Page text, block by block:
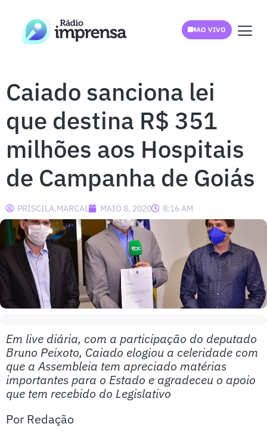
AO VIVO
Caiado sanciona lei
que destina R$ 351
milhões aos Hospitais
de Campanha de Goiás
PRISCILA.MARCAL MAIO 8, 2020 8:16 AM
Em live diária, com a participação do deputado
Bruno Peixoto, Caiado elogiou a celeridade com
que a Assembleia tem apreciado matérias
importantes para o Estado e agradeceu o apoio
que tem recebido do Legislativo
Por Redação